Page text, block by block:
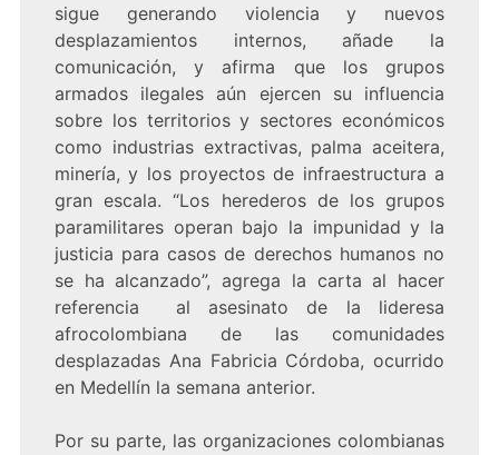
sigue generando violencia y nuevos
desplazamientos internos, añade la
comunicación, y afirma que los grupos
armados ilegales aún ejercen su influencia
sobre los territorios y sectores económicos
como industrias extractivas, palma aceitera,
minería, y los proyectos de infraestructura a
gran escala. “Los herederos de los grupos
paramilitares operan bajo la impunidad y la
justicia para casos de derechos humanos no
se ha alcanzado”, agrega la carta al hacer
referencia al asesinato de la lideresa
afrocolombiana de las comunidades
desplazadas Ana Fabricia Córdoba, ocurrido
en Medellín la semana anterior.
Por su parte, las organizaciones colombianas